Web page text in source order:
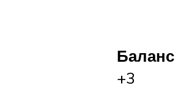
Баланс
+3